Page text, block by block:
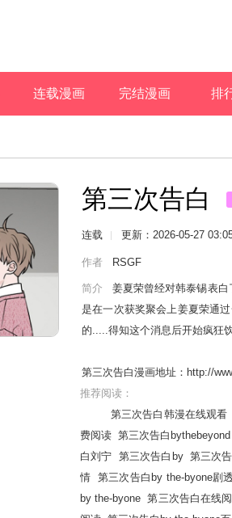
连载漫画 完结漫画 排
第三次告白
连载 更新：2026-05-27
作者 RSGF
简介
姜夏荣曾经对韩泰锡表
是在一次获奖聚会上姜夏荣通
的.....得知这个消息后开始疯狂
第三次告白漫画地址：http://
推荐阅读：
第三次告白韩漫在线观看
费阅读 第三次告白bythebeyond
白刘宁 第三次告白by 第三次
情 第三次告白by the-byone剧透
by the-byone 第三次告白在线